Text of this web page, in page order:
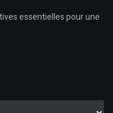
essentielles pour une